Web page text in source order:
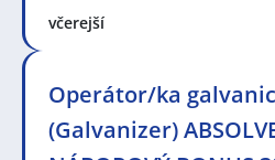
včerejší
Operátor/ka
(Galvanizer)